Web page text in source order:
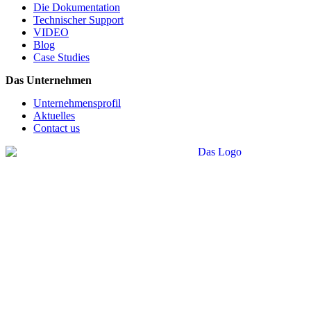
Die Dokumentation
Technischer Support
VIDEO
Blog
Case Studies
Das Unternehmen
Unternehmensprofil
Aktuelles
Contact us